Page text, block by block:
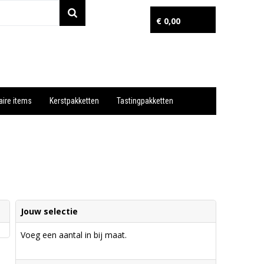
€ 0,00
items Kerstpakketten Tastingpakketten
Jouw selectie
Voeg een aantal in bij maat.